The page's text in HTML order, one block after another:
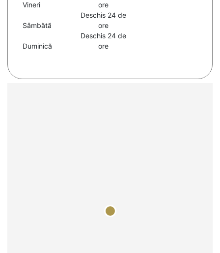
Vineri
ore
Sâmbătă
Deschis 24 de
ore
Duminică
Deschis 24 de
ore